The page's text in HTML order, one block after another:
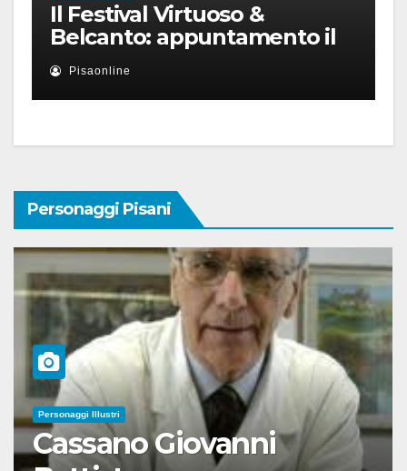
Il Festival Virtuoso &
Belcanto: appuntamento il
28 luglio a Palazzo Blu con
Ruben Micieli
Pisaonline
Personaggi Pisani
Personaggi Illustri
Cassano Giovanni